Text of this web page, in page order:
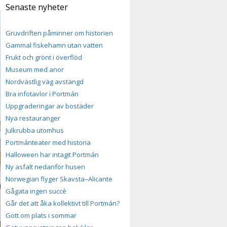
Senaste nyheter
Gruvdriften påminner om historien
Gammal fiskehamn utan vatten
Frukt och grönt i överflöd
Museum med anor
Nordvästlig väg avstängd
Bra infotavlor i Portmán
Uppgraderingar av bostäder
Nya restauranger
Julkrubba utomhus
Portmánteater med historia
Halloween har intagit Portmán
Ny asfalt nedanför husen
Norwegian flyger Skavsta–Alicante
Gågata ingen succé
Går det att åka kollektivt till Portmán?
Gott om plats i sommar